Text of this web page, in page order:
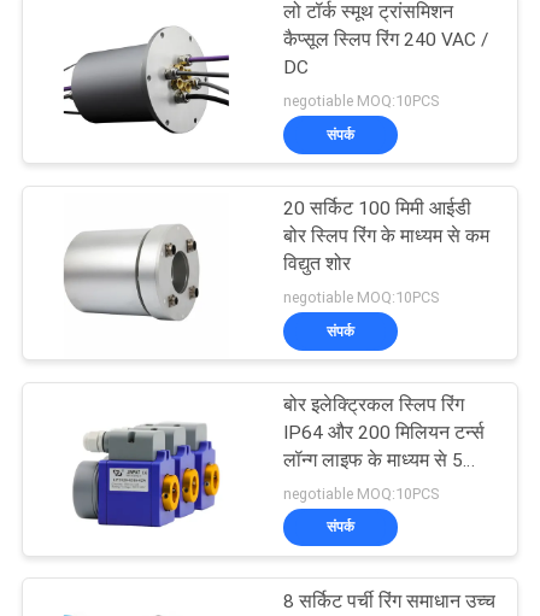
PRIVACY
POLICY
उच्च आवृत्ति पर्ची के छल्ले
होल स्लिप रिंग के माध्यम
से
153
अलग पर्ची की अंगूठी
लो टॉर्क स्मूथ ट्रांसमिशन
कैप्सूल स्लिप रिंग 240 VAC /
DC
negotiable MOQ:10PCS
संपर्क
20 सर्किट 100 मिमी आईडी
बोर स्लिप रिंग के माध्यम से कम
विद्युत शोर
negotiable MOQ:10PCS
संपर्क
बोर इलेक्ट्रिकल स्लिप रिंग
IP64 और 200 मिलियन टर्न्स
लॉन्ग लाइफ के माध्यम से 5
सर्किट
negotiable MOQ:10PCS
संपर्क
8 सर्किट पर्ची रिंग समाधान उच्च